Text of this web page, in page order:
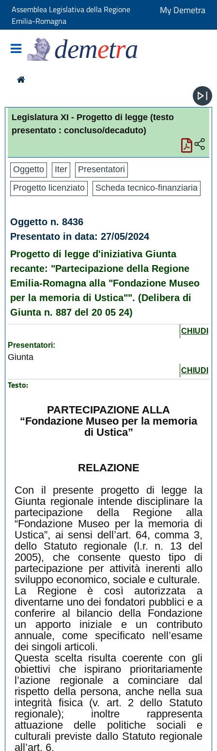
Assemblea Legislativa della Regione
Emilia-Romagna
My Demetra
demetra
Legislatura XI - Progetto di legge (testo
presentato : concluso/decaduto)
Oggetto Iter
Presentatori
Progetto licenziato
Scheda tecnico-finanziaria
Oggetto n. 8436
Presentato in data: 27/05/2024
Progetto di legge d'iniziativa Giunta
recante: "Partecipazione della Regione
Emilia-Romagna alla "Fondazione Museo
per la memoria di Ustica"". (Delibera di
Giunta n. 887 del 20 05 24)
CHIUDI
Presentatori:
Giunta
CHIUDI
Testo:
PARTECIPAZIONE ALLA
“Fondazione Museo per la memoria
di Ustica”
RELAZIONE
Con il presente progetto di legge la
Giunta regionale intende disciplinare la
partecipazione della Regione alla
“Fondazione Museo per la memoria di
Ustica”, ai sensi dell’art. 64, comma 3,
dello Statuto regionale (l.r. n. 13 del
2005), che consente questo tipo di
partecipazione per attività inerenti allo
sviluppo economico, sociale e culturale.
La Regione è così autorizzata a
diventarne uno dei fondatori pubblici e a
conferire al bilancio della Fondazione
un apporto iniziale e un contributo
annuale, come specificato nell’esame
dei singoli articoli.
Questa scelta risulta coerente con gli
obiettivi che ispirano prioritariamente
l’azione regionale a cominciare dal
rispetto della persona, anche nella sua
integrità fisica (v. art. 2 dello Statuto
regionale); inoltre rappresenta
attuazione delle politiche sociali e
culturali previste dallo Statuto regionale
all’art. 6.